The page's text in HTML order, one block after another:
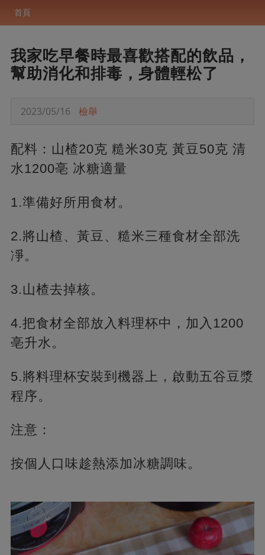
首頁
我家吃早餐時最喜歡搭配的飲品，
幫助消化和排毒，身體輕松了
2023/05/16 檢舉
配料：山楂20克 糙米30克 黃豆50克 清
水1200亳 冰糖適量
1.準備好所用食材。
2.將山楂、黃豆、糙米三種食材全部洗
凈。
3.山楂去掉核。
4.把食材全部放入料理杯中，加入1200
亳升水。
5.將料理杯安裝到機器上，啟動五谷豆漿
程序。
注意：
按個人口味趁熱添加冰糖調味。